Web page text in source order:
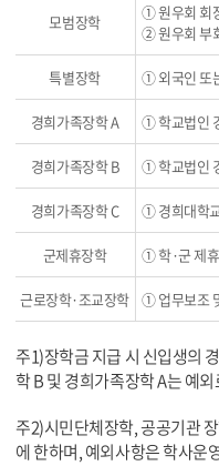
모범장학
① 원우회 회
② 원우회 부
특별장학 ① 외국인 또
경희가족장학 A ① 학교법인
경희가족장학 B ① 학교법인
경희가족장학 C ① 경희대학
군제휴장학 ① 학·군 제
근로장학·조교장학 ① 업무보조
주1)장학금 지급 시 신입생의
학 B 및 경희가족장학 A는 예
주2)시민단체장학, 공공기관
에 한하며, 예외사항은 학사운